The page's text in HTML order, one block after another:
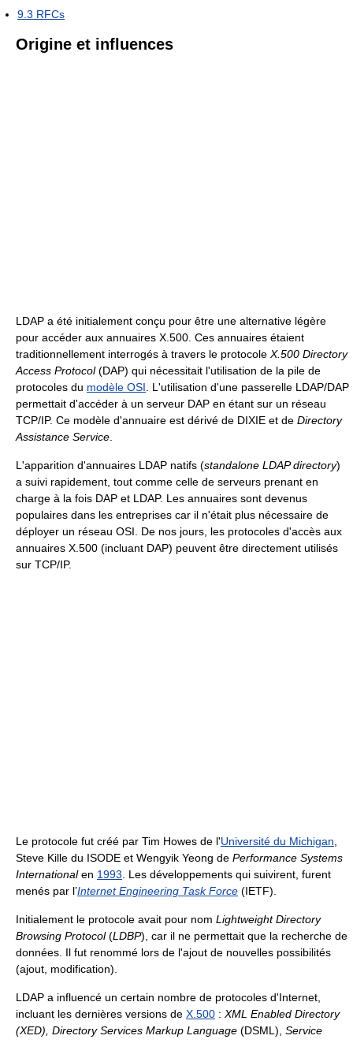
9.3 RFCs
Origine et influences
LDAP a été initialement conçu pour être une alternative légère
pour accéder aux annuaires X.500. Ces annuaires étaient
traditionnellement interrogés à travers le protocole X.500 Directory
Access Protocol(DAP) qui nécessitait l'utilisation de la pile de
protocoles du modèle OSI . L'utilisation d'une passerelle LDAP/DAP
permettait d'accéder à un serveur DAP en étant sur un réseau
TCP/IP. Ce modèle d'annuaire est dérivé de DIXIE et de Directory
Assistance Service
L'apparition d'annuaires LDAP natifs (standalone LDAP directory)
a suivi rapidement, tout comme celle de serveurs prenant en
charge à la fois DAP et LDAP. Les annuaires sont devenus
populaires dans les entreprises car il n'était plus nécessaire de
déployer un réseau OSI. De nos jours, les protocoles d'accès aux
annuaires X.500 (incluant DAP) peuvent être directement utilisés
sur TCP/IP.
Le protocole fut créé par Tim Howes de l'Université du Michigan
Steve Kille du ISODE et Wengyik Yeong de Performance Systems
Internationalen 1993 . Les développements qui suivirent, furent
menés par l’Internet Engineering Task Force (IETF).
Initialement le protocole avait pour nom Lightweight Directory
Browsing Protocol(LDBP), car il ne permettait que la recherche de
données. Il fut renommé lors de l'ajout de nouvelles possibilités
(ajout, modification).
LDAP a influencé un certain nombre de protocoles d'Internet,
incluant les dernières versions de X.500 : XML Enabled Directory
(XED), Directory Services Markup Language (DSML), Service